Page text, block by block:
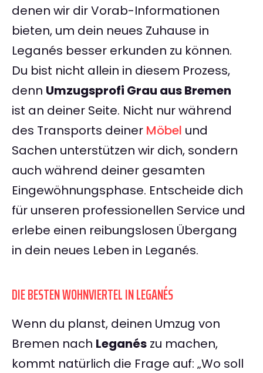
denen wir dir Vorab-Informationen
bieten, um dein neues Zuhause in
Leganés besser erkunden zu können.
Du bist nicht allein in diesem Prozess,
denn Umzugsprofi Grau aus Bremen
ist an deiner Seite. Nicht nur während
des Transports deiner Möbel und
Sachen unterstützen wir dich, sondern
auch während deiner gesamten
Eingewöhnungsphase. Entscheide dich
für unseren professionellen Service und
erlebe einen reibungslosen Übergang
in dein neues Leben in Leganés.
DIE BESTEN WOHNVIERTEL IN LEGANÉS
Wenn du planst, deinen Umzug von
Bremen nach Leganés zu machen,
kommt natürlich die Frage auf: „Wo soll